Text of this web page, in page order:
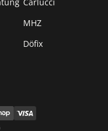
Carlucci
MHZ
Döfix